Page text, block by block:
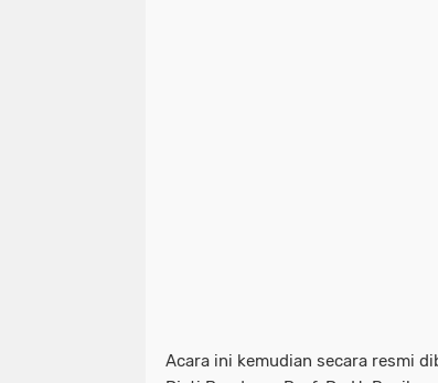
Acara ini kemudian secara resmi